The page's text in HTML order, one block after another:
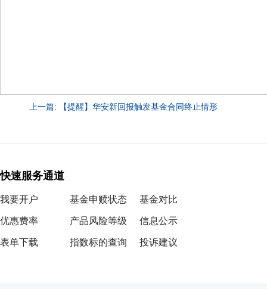
上一篇: 【提醒】华安新回报触发基金合同终止情形
快速服务通道
我要开户
优惠费率
表单下载
基金申赎状态
产品风险等级
指数标的查询
基金对比
信息公示
投诉建议